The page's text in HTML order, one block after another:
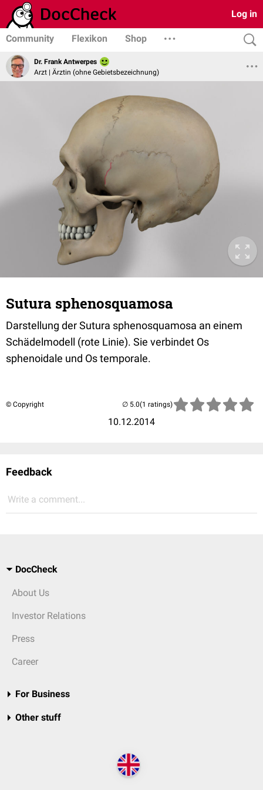
Log in
Community Flexikon Shop
Dr. Frank Antwerpes
Arzt | Ärztin (ohne Gebietsbezeichnung)
Sutura sphenosquamosa
Darstellung der Sutura sphenosquamosa an einem
Schädelmodell (rote Linie). Sie verbindet Os
sphenoidale und Os temporale.
© Copyright
10.12.2014
(1 ratings)
Feedback
Write a comment...
DocCheck
About Us
Investor Relations
Press
Career
For Business
Other stuff